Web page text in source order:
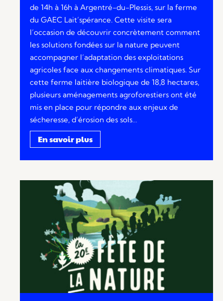
de 14h à 16h à Argentré-du-Plessis, sur la ferme
du GAEC Lait’spérance. Cette visite sera
l’occasion de découvrir concrètement comment
les solutions fondées sur la nature peuvent
accompagner l’adaptation des exploitations
agricoles face aux changements climatiques. Sur
cette ferme laitière biologique de 18,8 hectares,
plusieurs aménagements agroforestiers ont été
mis en place pour répondre aux enjeux de
sécheresse, d’érosion des sols…
En savoir plus